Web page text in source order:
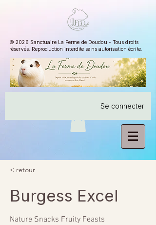
© 2026 Sanctuaire La Ferme de Doudou - Tous droits
réservés. Reproduction interdite sans autorisation écrite.
Se connecter
< retour
Burgess Excel
Nature Snacks Fruity Feasts